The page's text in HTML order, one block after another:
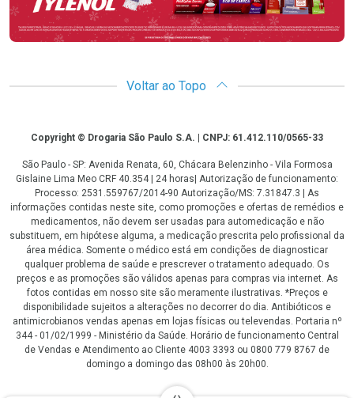
Voltar ao Topo
CopyrightCopyright © Drogaria São Paulo S.A. | CNPJ: 61.412.110/0565-33
São Paulo - SP: Avenida Renata, 60, Chácara Belenzinho - Vila Formosa
Gislaine Lima Meo CRF 40.354 | 24 horas| Autorização de funcionamento:
Processo: 2531.559767/2014-90 Autorização/MS: 7.31847.3 | As
informações contidas neste site, como promoções e ofertas de remédios e
medicamentos, não devem ser usadas para automedicação e não
substituem, em hipótese alguma, a medicação prescrita pelo profissional da
área médica. Somente o médico está em condições de diagnosticar
qualquer problema de saúde e prescrever o tratamento adequado. Os
preços e as promoções são válidos apenas para compras via internet. As
fotos contidas em nosso site são meramente ilustrativas. *Preços e
disponibilidade sujeitos a alterações no decorrer do dia. Antibióticos e
antimicrobianos vendas apenas em lojas físicas ou televendas. Portaria nº
344 - 01/02/1999 - Ministério da Saúde. Horário de funcionamento Central
de Vendas e Atendimento ao Cliente 4003 3393 ou 0800 779 8767 de
domingo a domingo das 08h00 às 20h00.
LGPD Aceite os Cookies